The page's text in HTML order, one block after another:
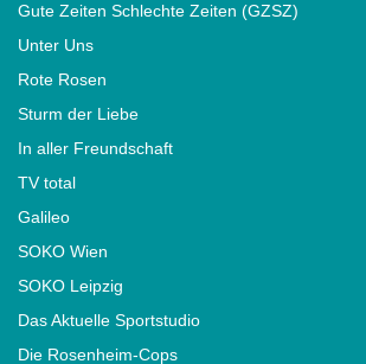
Gute Zeiten Schlechte Zeiten (GZSZ)
Unter Uns
Rote Rosen
Sturm der Liebe
In aller Freundschaft
TV total
Galileo
SOKO Wien
SOKO Leipzig
Das Aktuelle Sportstudio
Die Rosenheim-Cops